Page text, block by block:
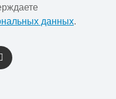
данных.